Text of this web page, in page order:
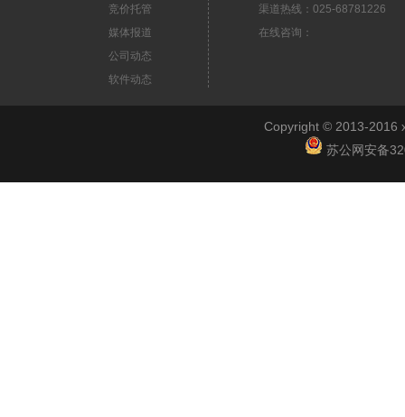
竞价托管
媒体报道
公司动态
软件动态
渠道热线：025-68781226
在线咨询：
Copyright © 2013-2016
苏公网安备